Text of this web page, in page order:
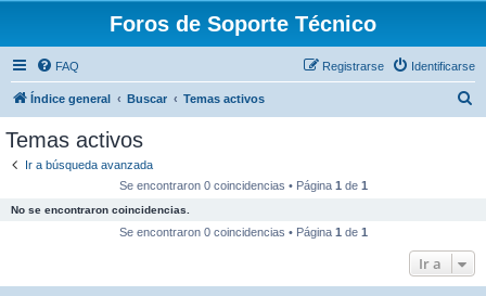
Foros de Soporte Técnico
FAQ Identificarse
Registrarse
Índice general Buscar Temas activos
Temas activos
Ir a búsqueda avanzada
Se encontraron 0 coincidencias • Página 1 de 1
No se encontraron coincidencias.
Se encontraron 0 coincidencias • Página 1 de 1
Ir a